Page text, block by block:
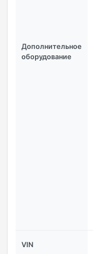
Дополнительное
оборудование
VIN